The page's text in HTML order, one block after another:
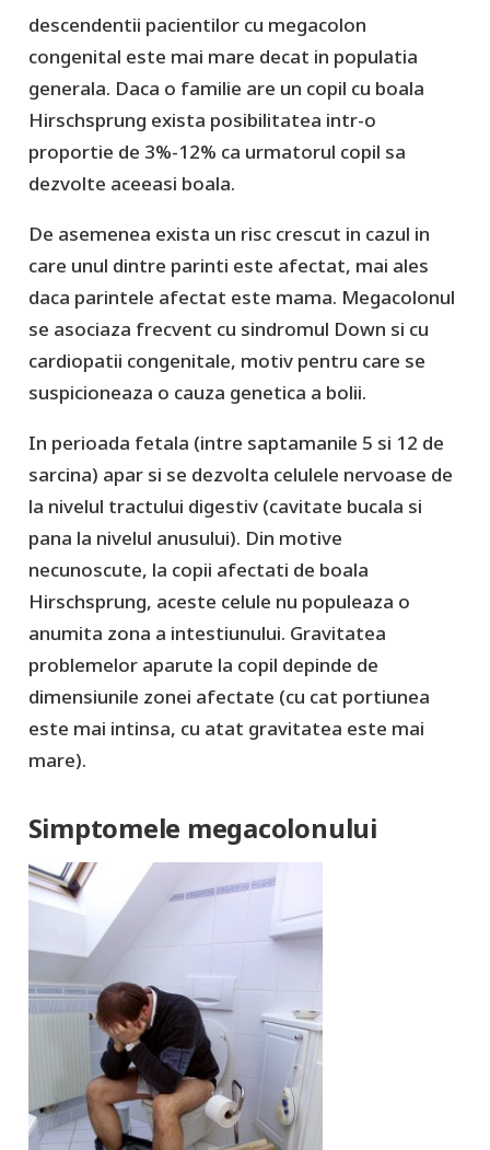
descendentii pacientilor cu megacolon
congenital este mai mare decat in populatia
generala. Daca o familie are un copil cu boala
Hirschsprung exista posibilitatea intr-o
proportie de 3%-12% ca urmatorul copil sa
dezvolte aceeasi boala.
De asemenea exista un risc crescut in cazul in
care unul dintre parinti este afectat, mai ales
daca parintele afectat este mama. Megacolonul
se asociaza frecvent cu sindromul Down si cu
cardiopatii congenitale, motiv pentru care se
suspicioneaza o cauza genetica a bolii.
In perioada fetala (intre saptamanile 5 si 12 de
sarcina) apar si se dezvolta celulele nervoase de
la nivelul tractului digestiv (cavitate bucala si
pana la nivelul anusului). Din motive
necunoscute, la copii afectati de boala
Hirschsprung, aceste celule nu populeaza o
anumita zona a intestiunului. Gravitatea
problemelor aparute la copil depinde de
dimensiunile zonei afectate (cu cat portiunea
este mai intinsa, cu atat gravitatea este mai
mare).
Simptomele megacolonului